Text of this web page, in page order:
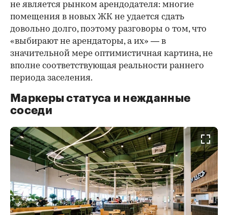
не является рынком арендодателя: многие
помещения в новых ЖК не удается сдать
довольно долго, поэтому разговоры о том, что
«выбирают не арендаторы, а их» — в
значительной мере оптимистичная картина, не
вполне соответствующая реальности раннего
периода заселения.
Маркеры статуса и нежданные
соседи